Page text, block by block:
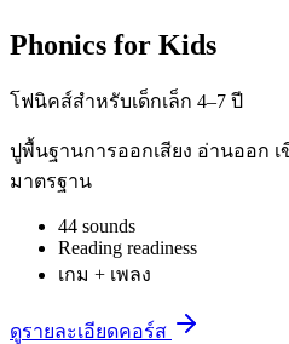
Phonics for Kids
โฟนิคส์สำหรับเด็กเล็ก 4–7 ปี
ปูพื้นฐานการออกเสียง อ่านออก เ
มาตรฐาน
44 sounds
Reading readiness
เกม + เพลง
ดูรายละเอียดคอร์ส